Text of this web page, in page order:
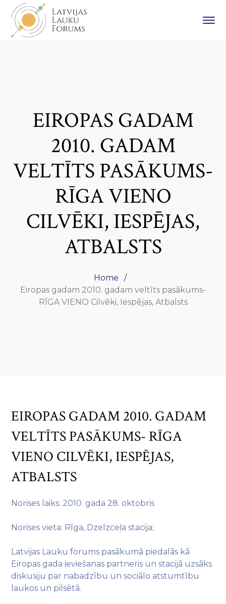
EIROPAS GADAM
2010. GADAM
VELTĪTS PASĀKUMS-
RĪGA VIENO
CILVĒKI, IESPĒJAS,
ATBALSTS
Home
Eiropas gadam 2010. gadam veltīts pasākums-
RĪGA VIENO Cilvēki, Iespējas, Atbalsts
EIROPAS GADAM 2010. GADAM
VELTĪTS PASĀKUMS- RĪGA
VIENO CILVĒKI, IESPĒJAS,
ATBALSTS
Norises laiks: 2010. gada 28. oktobris
Norises vieta: Rīga, Dzelzceļa stacija;
Latvijas Lauku forums pasākumā piedalās kā
Eiropas gada ieviešanas partneris un stacijā uzsāks
diskusiju par nabadzību un sociālo atstumtību
laukos un pilsētā.